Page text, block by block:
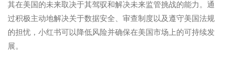
其在美国的未来取决于其驾驭和解决未来监管挑战的能力。通
过积极主动地解决关于数据安全、审查制度以及遵守美国法规
的担忧，小红书可以降低风险并确保在美国市场上的可持续发
展。